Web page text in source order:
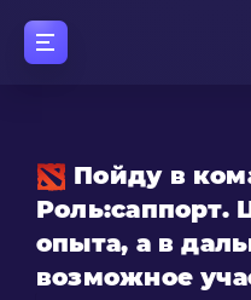
Пойду в
Роль:саппорт.
опыта, а в
возможное